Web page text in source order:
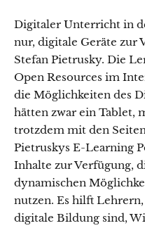
Digitaler Unterricht in
nur, digitale Geräte zur
Stefan Pietrusky. Die
Open Resources im
die Möglichkeiten des
hätten zwar ein Tablet,
trotzdem mit den
Pietruskys E-Learning
Inhalte zur Verfügung,
dynamischen
nutzen. Es hilft
digitale Bildung sind,